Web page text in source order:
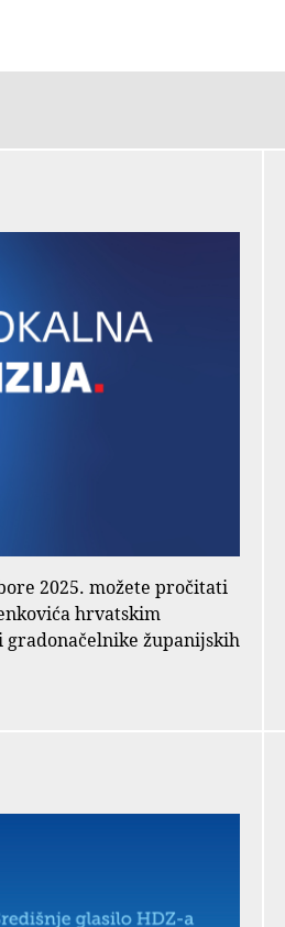
2025. možete pročitati
hrvatskim
gradonačelnike županijskih